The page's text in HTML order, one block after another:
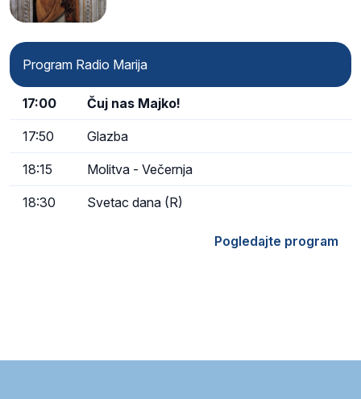
Program Radio Marija
17:00 Čuj nas Majko!
17:50 Glazba
18:15 Molitva - Večernja
18:30 Svetac dana (R)
Pogledajte program